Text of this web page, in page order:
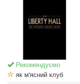
Рекомендуємо
як м'ясний клуб